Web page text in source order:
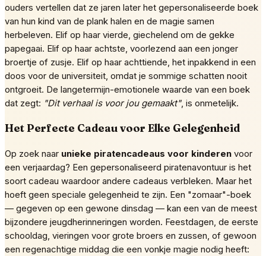
ouders vertellen dat ze jaren later het gepersonaliseerde boek
van hun kind van de plank halen en de magie samen
herbeleven. Elif op haar vierde, giechelend om de gekke
papegaai. Elif op haar achtste, voorlezend aan een jonger
broertje of zusje. Elif op haar achttiende, het inpakkend in een
doos voor de universiteit, omdat je sommige schatten nooit
ontgroeit. De langetermijn-emotionele waarde van een boek
dat zegt: "Dit verhaal is voor jou gemaakt", is onmetelijk.
Het Perfecte Cadeau voor Elke Gelegenheid
Op zoek naar unieke piratencadeaus voor kinderen voor
een verjaardag? Een gepersonaliseerd piratenavontuur is het
soort cadeau waardoor andere cadeaus verbleken. Maar het
hoeft geen speciale gelegenheid te zijn. Een "zomaar"-boek
— gegeven op een gewone dinsdag — kan een van de meest
bijzondere jeugdherinneringen worden. Feestdagen, de eerste
schooldag, vieringen voor grote broers en zussen, of gewoon
een regenachtige middag die een vonkje magie nodig heeft: